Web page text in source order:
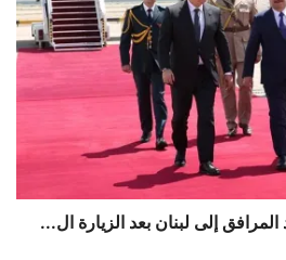
إلى لبنان بعد الزيارة ال...